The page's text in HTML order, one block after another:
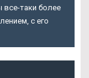
все-таки более
с его